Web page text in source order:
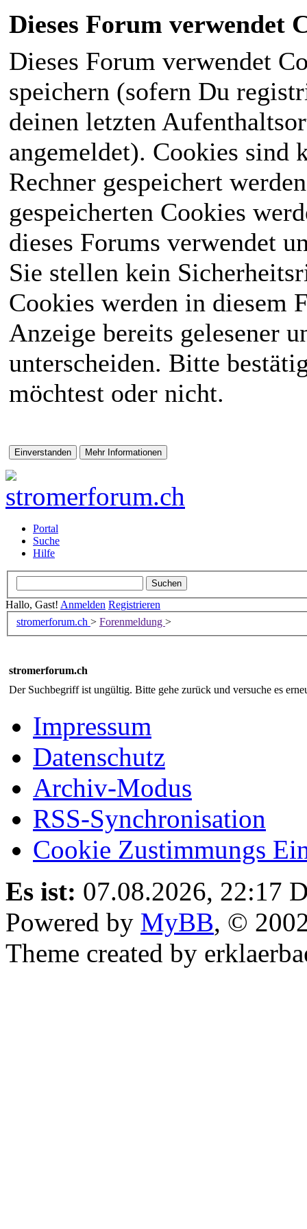
Dieses Forum verwendet
Dieses Forum verwendet
speichern (sofern Du
deinen letzten
angemeldet). Cookies sind
Rechner gespeichert
gespeicherten Cookies
dieses Forums verwendet
Sie stellen kein
Cookies werden in diesem
Anzeige bereits gelesener
unterscheiden. Bitte
möchtest oder nicht.
Portal
Suche
Hilfe
Hallo, Gast! Anmelden Registrieren
stromerforum.ch > Forenmeldung >
stromerforum.ch
Der Suchbegriff ist ungültig. Bitte gehe zurück und versuche es
Impressum
Datenschutz
Archiv-Modus
RSS-Synchronisation
Cookie Zustimmungs
Es ist: 07.08.2026, 22:17
Powered by MyBB, ©
Theme created by